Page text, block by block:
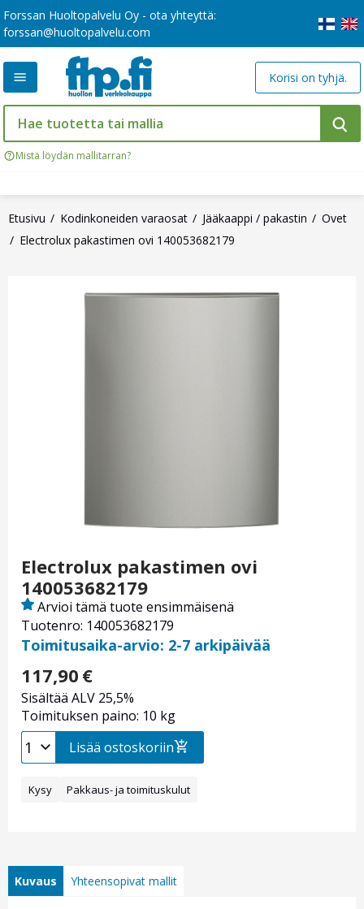
Forssan Huoltopalvelu Oy - ota yhteyttä:
forssan@huoltopalvelu.com
Mistä löydän mallitarran?
Korisi on tyhjä.
Etusivu Kodinkoneiden varaosat Jääkaappi / pakastin
Ovet
Electrolux pakastimen ovi 140053682179
Electrolux pakastimen ovi
140053682179
Tuotenro: 140053682179
Arvioi tämä tuote ensimmäisenä
Toimitusaika-arvio: 2-7 arkipäivää
117,90 €
Sisältää ALV 25,5%
Toimituksen paino: 10 kg
Lisää ostoskoriin
Kysy Pakkaus- ja toimituskulut
Kuvaus Yhteensopivat mallit